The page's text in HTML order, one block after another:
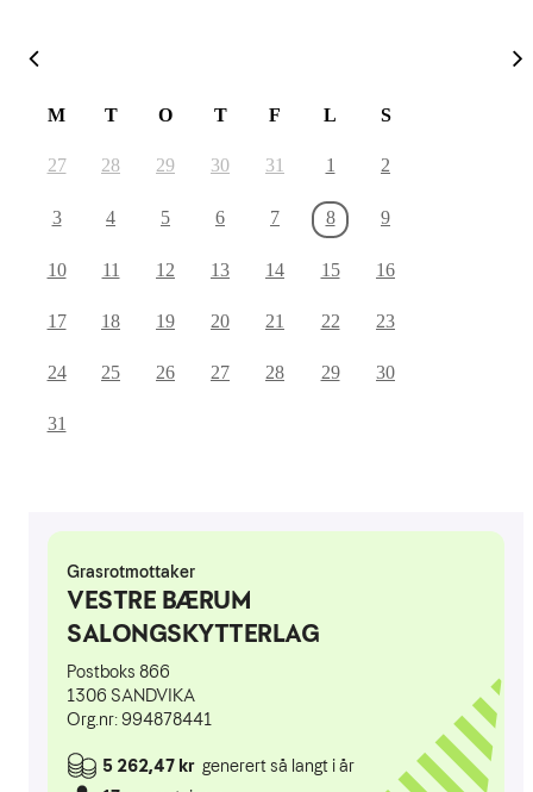
M T O T F L S
27 28 29 30 31 1 2
3 4 5 6 7 8 9
10 11 12 13 14 15 16
17 18 19 20 21 22 23
24 25 26 27 28 29 30
31